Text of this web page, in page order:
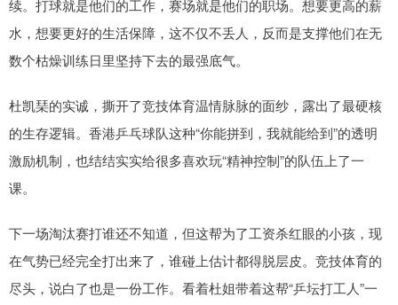
续。打球就是他们的工作，赛场就是他们的职场。想要更高的薪
水，想要更好的生活保障，这不仅不丢人，反而是支撑他们在无
数个枯燥训练日里坚持下去的最强底气。
杜凯琹的实诚，撕开了竞技体育温情脉脉的面纱，露出了最硬核
的生存逻辑。香港乒乓球队这种“你能拼到，我就能给到”的透明
激励机制，也结结实实给很多喜欢玩“精神控制”的队伍上了一
课。
下一场淘汰赛打谁还不知道，但这帮为了工资杀红眼的小孩，现
在气势已经完全打出来了，谁碰上估计都得脱层皮。竞技体育的
尽头，说白了也是一份工作。看着杜姐带着这帮“乒坛打工人”一